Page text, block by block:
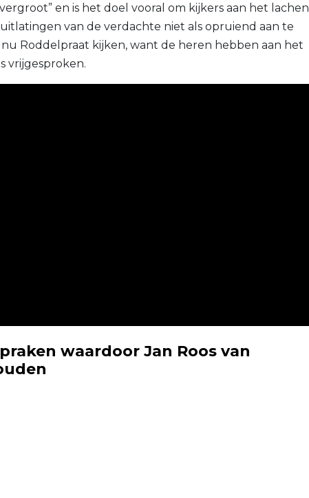
en is het doel vooral om kijkers aan het lachen
van de verdachte niet als opruiend aan te
Roddelpraat kijken, want de heren hebben aan het
vrijgesproken.
waardoor Jan Roos van